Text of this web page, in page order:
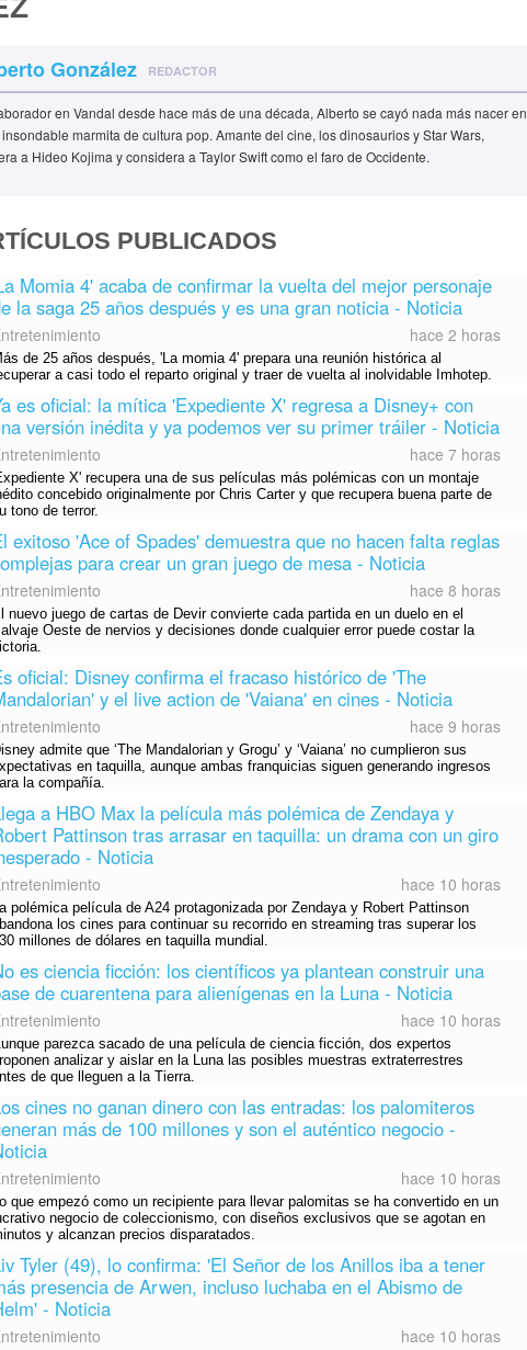
González REDACTOR
en Vandal desde hace más de una década, Alberto se cayó nada más nacer en
marmita de cultura pop. Amante del cine, los dinosaurios y Star Wars,
a Hideo Kojima y considera a Taylor Swift como el faro de Occidente.
PUBLICADOS
Momia 4' acaba de confirmar la vuelta del mejor personaje
la saga 25 años después y es una gran noticia - Noticia
hace 2 horas
de 25 años después, 'La momia 4' prepara una reunión histórica al
a casi todo el reparto original y traer de vuelta al inolvidable Imhotep.
es oficial: la mítica 'Expediente X' regresa a Disney+ con
versión inédita y ya podemos ver su primer tráiler - Noticia
hace 7 horas
X' recupera una de sus películas más polémicas con un montaje
concebido originalmente por Chris Carter y que recupera buena parte de
tono de terror.
exitoso 'Ace of Spades' demuestra que no hacen falta reglas
para crear un gran juego de mesa - Noticia
hace 8 horas
nuevo juego de cartas de Devir convierte cada partida en un duelo en el
Oeste de nervios y decisiones donde cualquier error puede costar la
oficial: Disney confirma el fracaso histórico de 'The
y el live action de 'Vaiana' en cines - Noticia
hace 9 horas
admite que ‘The Mandalorian y Grogu’ y ‘Vaiana’ no cumplieron sus
en taquilla, aunque ambas franquicias siguen generando ingresos
la compañía.
a HBO Max la película más polémica de Zendaya y
Pattinson tras arrasar en taquilla: un drama con un giro
- Noticia
hace 10 horas
polémica película de A24 protagonizada por Zendaya y Robert Pattinson
los cines para continuar su recorrido en streaming tras superar los
millones de dólares en taquilla mundial.
es ciencia ficción: los científicos ya plantean construir una
de cuarentena para alienígenas en la Luna - Noticia
hace 10 horas
parezca sacado de una película de ciencia ficción, dos expertos
analizar y aislar en la Luna las posibles muestras extraterrestres
de que lleguen a la Tierra.
cines no ganan dinero con las entradas: los palomiteros
más de 100 millones y son el auténtico negocio -
hace 10 horas
que empezó como un recipiente para llevar palomitas se ha convertido en un
negocio de coleccionismo, con diseños exclusivos que se agotan en
y alcanzan precios disparatados.
Tyler (49), lo confirma: 'El Señor de los Anillos iba a tener
presencia de Arwen, incluso luchaba en el Abismo de
- Noticia
hace 10 horas